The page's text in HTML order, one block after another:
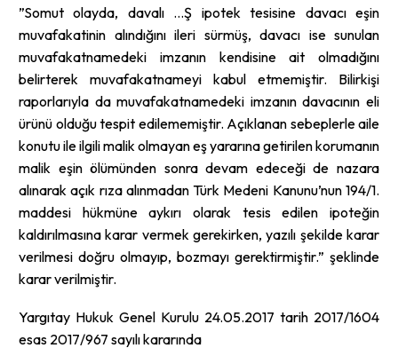
”Somut olayda, davalı …Ş ipotek tesisine davacı eşin
muvafakatinin alındığını ileri sürmüş, davacı ise sunulan
muvafakatnamedeki imzanın kendisine ait olmadığını
belirterek muvafakatnameyi kabul etmemiştir. Bilirkişi
raporlarıyla da muvafakatnamedeki imzanın davacının eli
ürünü olduğu tespit edilememiştir. Açıklanan sebeplerle aile
konutu ile ilgili malik olmayan eş yararına getirilen korumanın
malik eşin ölümünden sonra devam edeceği de nazara
alınarak açık rıza alınmadan Türk Medeni Kanunu’nun 194/1.
maddesi hükmüne aykırı olarak tesis edilen ipoteğin
kaldırılmasına karar vermek gerekirken, yazılı şekilde karar
verilmesi doğru olmayıp, bozmayı gerektirmiştir.” şeklinde
karar verilmiştir.
Yargıtay Hukuk Genel Kurulu 24.05.2017 tarih 2017/1604
esas 2017/967 sayılı kararında